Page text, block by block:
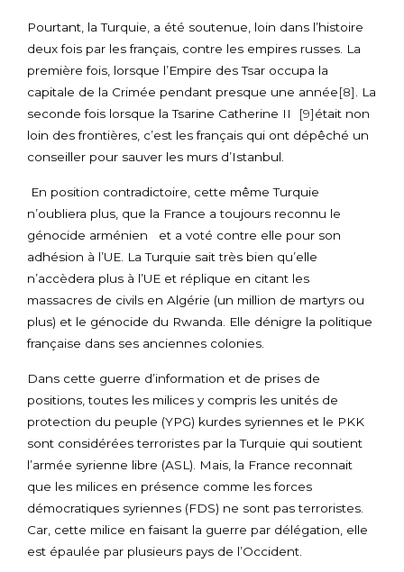
Pourtant, la Turquie, a été soutenue, loin dans l’histoire
deux fois par les français, contre les empires russes. La
première fois, lorsque l’Empire des Tsar occupa la
capitale de la Crimée pendant presque une année[8]
. La
seconde fois lorsque la Tsarine Catherine II
[9]était non
loin des frontières, c’est les français qui ont dépêché un
conseiller pour sauver les murs d’Istanbul.
En position contradictoire, cette même Turquie
n’oubliera plus, que la France a toujours reconnu le
génocide arménien et a voté contre elle pour son
adhésion à l’UE. La Turquie sait très bien qu’elle
n’accèdera plus à l’UE et réplique en citant les
massacres de civils en Algérie (un million de martyrs ou
plus) et le génocide du Rwanda. Elle dénigre la politique
française dans ses anciennes colonies.
Dans cette guerre d’information et de prises de
positions, toutes les milices y compris les unités de
protection du peuple (YPG) kurdes syriennes et le PKK
sont considérées terroristes par la Turquie qui soutient
l’armée syrienne libre (ASL). Mais, la France reconnait
que les milices en présence comme les forces
démocratiques syriennes (FDS) ne sont pas terroristes.
Car, cette milice en faisant la guerre par délégation, elle
est épaulée par plusieurs pays de l’Occident.